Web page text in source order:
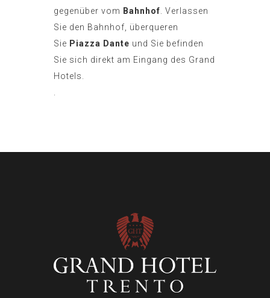
gegenüber vom Bahnhof . Verlassen
Sie den Bahnhof, überqueren
Sie Piazza Dante und Sie befinden
Sie sich direkt am Eingang des Grand
Hotels.